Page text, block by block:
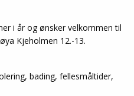
i år og ønsker velkommen til
Kjeholmen 12.-13.
bading, fellesmåltider,